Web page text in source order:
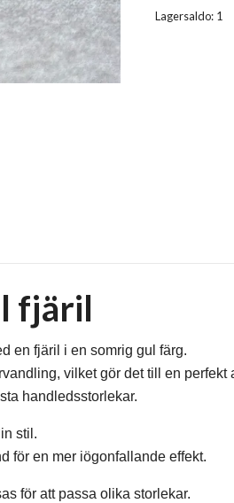
Lagersaldo: 1
fjäril
en fjäril i en somrig gul färg.
vilket gör det till en perfekt
handledsstorlekar.
stil.
för en mer iögonfallande effekt.
för att passa olika storlekar.